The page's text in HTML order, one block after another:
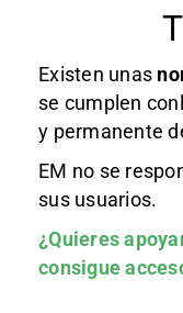
Existen unas
se cumplen
y permanente
EM no se
sus usuarios.
¿Quieres
consigue